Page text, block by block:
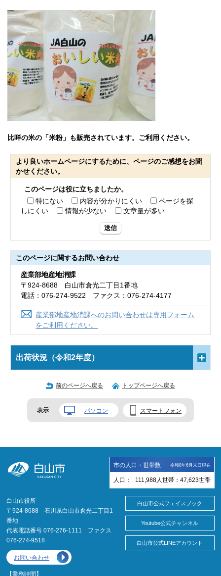
比咩の米の「米粉」も販売されています。ご利用ください。
より良いホームページにするために、ページのご感想をお聞
かせください。
このページは役に立ちましたか。
特にない
内容が分かりにくい
ページを探
しにくい
情報が少ない 文章量が多い
送信
このページに関するお問い合わせ
産業部地産地消課
〒924-8688 白山市倉光二丁目1番地
電話：076-274-9522 ファクス：076-274-4177
産業部地産地消課へのお問い合わせは専用フォーム
をご利用ください。
出荷状況（令和2年度）
前のページへ戻る トップページへ戻る
表示 パソコン スマートフォン
市の人口・世帯数 令和8年6月末日現在
人口： 111,988 人 世帯： 47,623世帯
白山市役所
〒924-8688 石川県白山市倉光二丁目1
番地
代表電話番号 076-276-1111 ファクス
076-274-9518
お問い合わせ
【業務時間】
白山市公式フェイスブック
Youtube公式チャンネル
白山市公式LINEアカウント